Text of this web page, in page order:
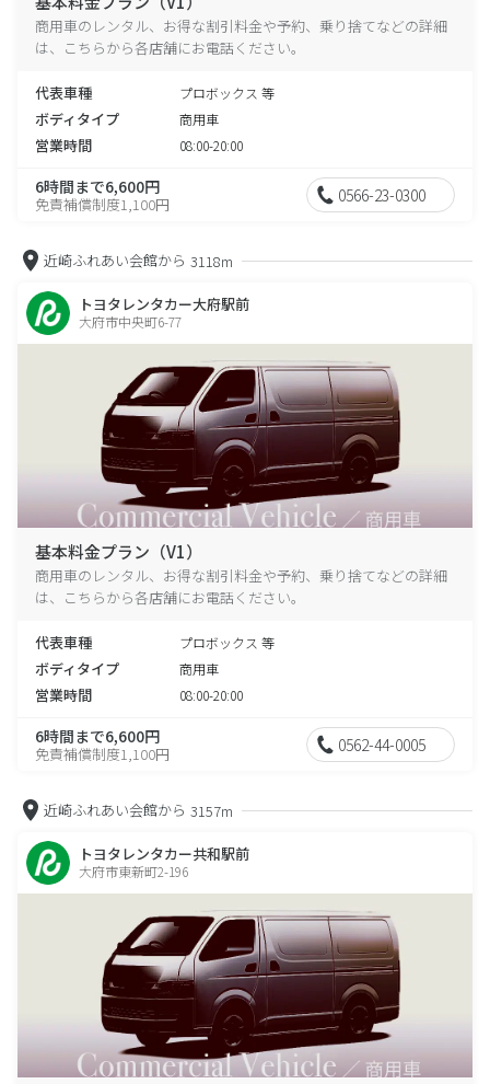
商用車のレンタル、お得な割引料金や予約、乗り捨てなどの詳細
は、こちらから各店舗にお電話ください。
代表車種 プロボックス 等
ボディタイプ 商用車
営業時間 08:00-20:00
6時間まで6,600円
免責補償制度1,100円 0566-23-0300
近崎ふれあい会館から 3118m
トヨタレンタカー大府駅前
大府市中央町6-77
基本料金プラン（V1）
商用車のレンタル、お得な割引料金や予約、乗り捨てなどの詳細
は、こちらから各店舗にお電話ください。
代表車種 プロボックス 等
ボディタイプ 商用車
営業時間 08:00-20:00
6時間まで6,600円
免責補償制度1,100円 0562-44-0005
近崎ふれあい会館から 3157m
トヨタレンタカー共和駅前
大府市東新町2-196